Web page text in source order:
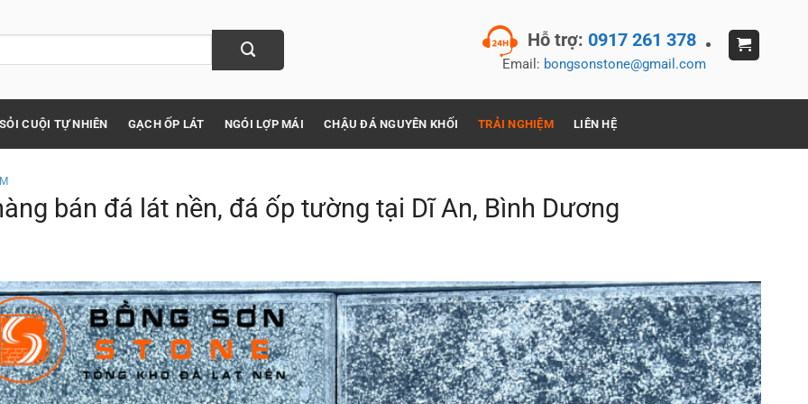
Hỗ trợ: 0917 261 378
Email: bongsonstone@gmail.com
SỎI CUỘI TỰ NHIÊN GẠCH ỐP LÁT NGÓI LỢP MÁI CHẬU ĐÁ NGUYÊN KHỐI TRẢI NGHIỆM LIÊN HỆ
bán đá lát nền, đá ốp tường tại Dĩ An, Bình Dương